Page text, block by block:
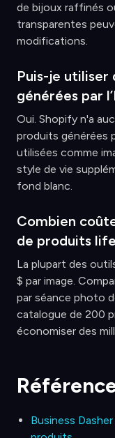
de bijoux raffinés
transparentes
modifications.
Puis-je utiliser
générées par
Oui. Shopify n'a
produits générées
utilisées comme
style de vie
fond blanc.
Combien
de produits
La plupart des
$ par image.
par séance photo
catalogue de 200
économiser des
Business